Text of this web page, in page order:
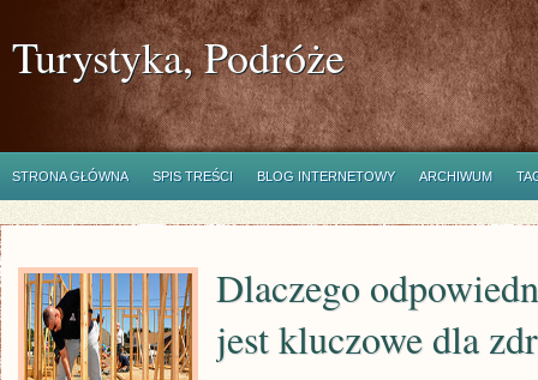
Turystyka, Podróże
STRONA GŁÓWNA SPIS TREŚCI BLOG INTERNETOWY ARCHIWUM
Dlaczego
jest kluczowe dla